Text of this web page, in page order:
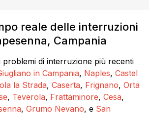
reale delle interruzioni
Campania
problemi di interruzione più recenti
in Campania, Naples, Castel
la Strada, Caserta, Frignano, Orta
, Teverola, Frattaminore, Cesa,
, Grumo Nevano, e San